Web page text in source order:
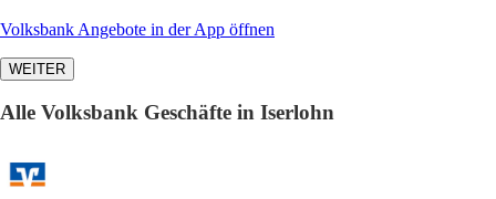
Volksbank Angebote in der App öffnen
WEITER
Alle Volksbank Geschäfte in Iserlohn